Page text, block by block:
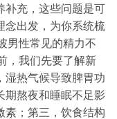
补充，这些问题是可
念出发，为你系统梳
男性常见的精力不
，我们先要了解新
湿热气候导致脾胃功
期熬夜和睡眠不足影
素；第三，饮食结构